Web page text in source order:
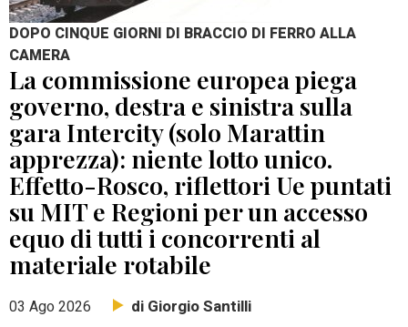
DOPO CINQUE GIORNI DI BRACCIO DI FERRO ALLA
CAMERA
La commissione europea piega
governo, destra e sinistra sulla
gara Intercity (solo Marattin
apprezza): niente lotto unico.
Effetto-Rosco, riflettori Ue puntati
su MIT e Regioni per un accesso
equo di tutti i concorrenti al
materiale rotabile
03 Ago 2026 di Giorgio Santilli